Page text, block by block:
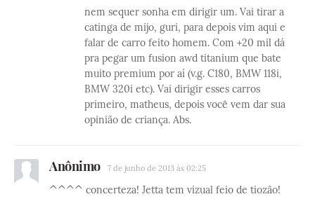
nem sequer sonha em dirigir um. Vai tirar a
catinga de mijo, guri, para depois vim aqui e
falar de carro feito homem. Com +20 mil dá
pra pegar um fusion awd titanium que bate
muito premium por aí (v.g. C180, BMW 118i,
BMW 320i etc). Vai dirigir esses carros
primeiro, matheus, depois você vem dar sua
opinião de criança. Abs.
Anônimo 7 de junho de 2013 às 02:25
^^^^ concerteza! Jetta tem vizual feio de tiozão!